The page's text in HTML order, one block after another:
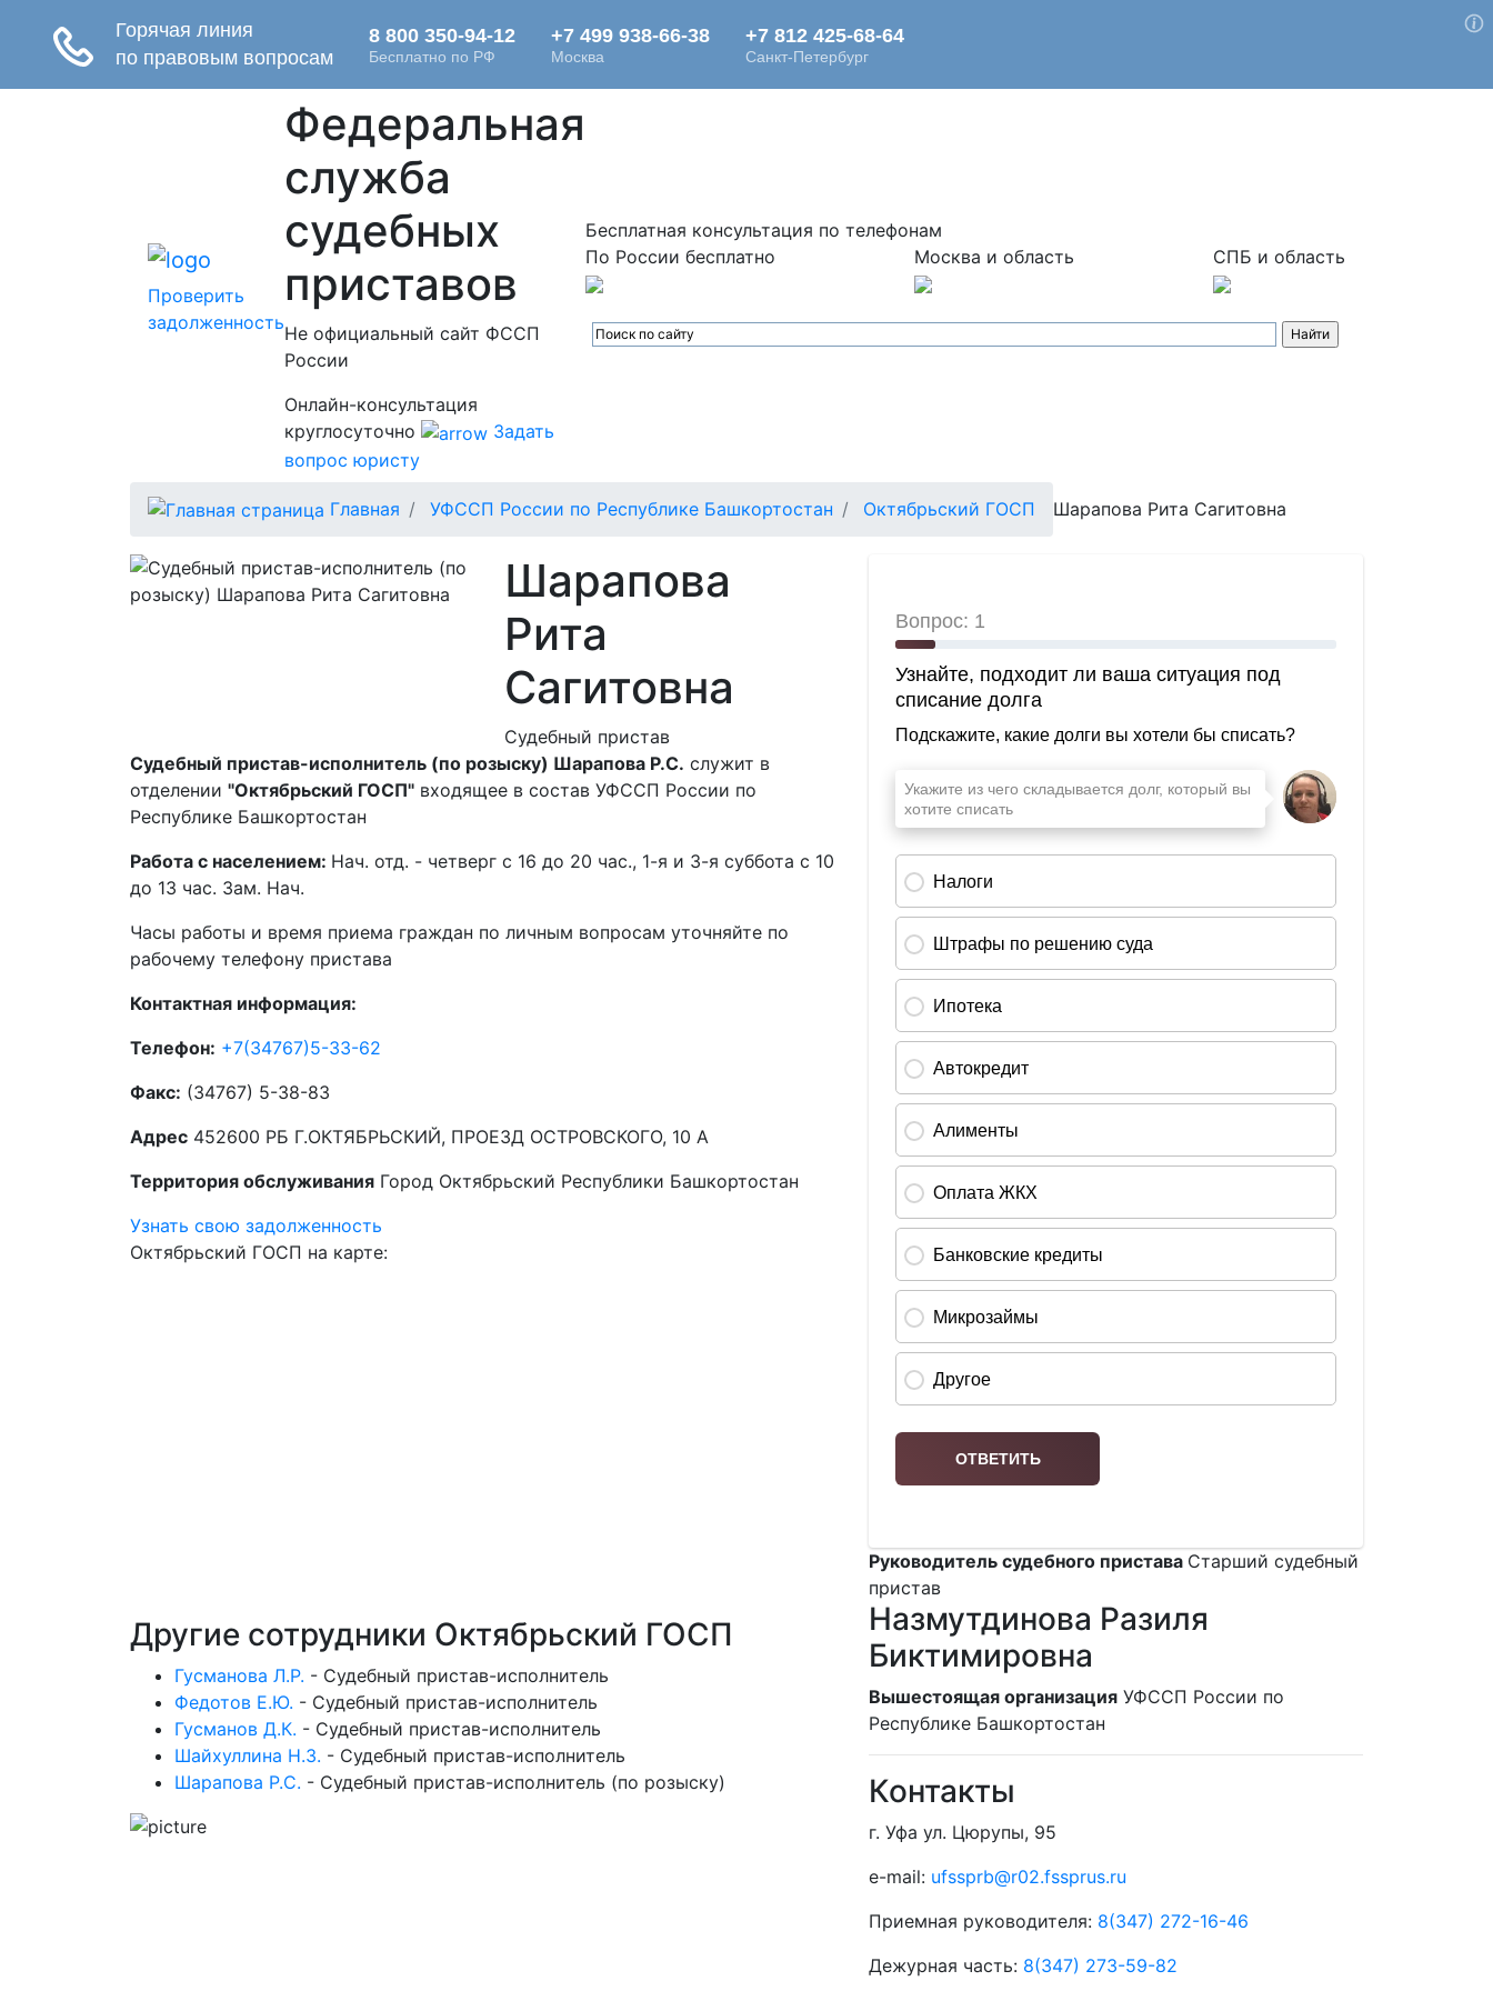
Проверить
задолженность
Федеральная
служба
судебных
приставов
Не официальный сайт ФССП
России
Онлайн-консультация
круглосуточно
Задать
вопрос юристу
Бесплатная консультация по телефонам
По России бесплатно
Москва и область СПБ и область
Главная УФССП России по Республике Башкортостан Октябрьский ГОСП Шарапова Рита Сагитовна
Шарапова
Рита
Сагитовна
Судебный пристав
Судебный пристав-исполнитель (по розыску) Шарапова Р.С. служит в
отделении "Октябрьский ГОСП" входящее в состав УФССП России по
Республике Башкортостан
Работа с населением: Нач. отд. - четверг с 16 до 20 час., 1-я и 3-я суббота с 10
до 13 час. Зам. Нач.
Часы работы и время приема граждан по личным вопросам уточняйте по
рабочему телефону пристава
Контактная информация:
Телефон: +7(34767)5-33-62
Факс: (34767) 5-38-83
Адрес 452600 РБ Г.ОКТЯБРЬСКИЙ, ПРОЕЗД ОСТРОВСКОГО, 10 А
Территория обслуживания Город Октябрьский Республики Башкортостан
Узнать свою задолженность
Октябрьский ГОСП на карте:
Другие сотрудники Октябрьский ГОСП
Гусманова Л.Р. - Судебный пристав-исполнитель
Федотов Е.Ю. - Судебный пристав-исполнитель
Гусманов Д.К. - Судебный пристав-исполнитель
Шайхуллина Н.З. - Судебный пристав-исполнитель
Шарапова Р.С. - Судебный пристав-исполнитель (по розыску)
Руководитель судебного пристава Старший судебный
пристав
Назмутдинова Разиля
Биктимировна
Вышестоящая организация УФССП России по
Республике Башкортостан
Контакты
г. Уфа ул. Цюрупы, 95
e-mail: ufssprb@r02.fssprus.ru
Приемная руководителя: 8(347) 272-16-46
Дежурная часть: 8(347) 273-59-82